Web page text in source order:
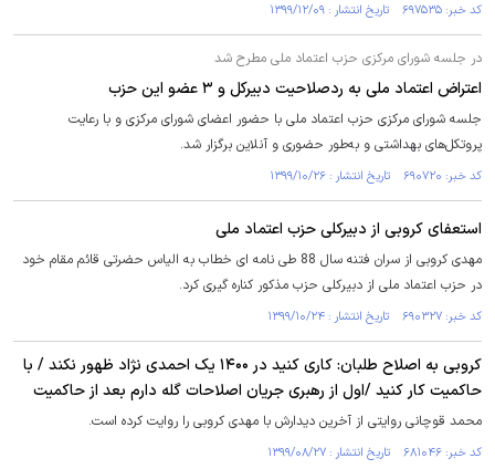
کد خبر: ۶۹۷۵۳۵ تاریخ انتشار : ۱۳۹۹/۱۲/۰۹
در جلسه شورای مرکزی حزب اعتماد ملی مطرح شد
اعتراض اعتماد ملی به ردصلاحیت دبیرکل و ۳ عضو این حزب
جلسه شورای مرکزی حزب اعتماد ملی با حضور اعضای شورای مرکزی و با رعایت
پروتکل‌های بهداشتی و به‌طور حضوری و آنلاین برگزار شد.
کد خبر: ۶۹۰۷۲۰ تاریخ انتشار : ۱۳۹۹/۱۰/۲۶
استعفای کروبی از دبیرکلی حزب اعتماد ملی
مهدی کروبی از سران فتنه سال 88 طی نامه ای خطاب به الیاس حضرتی قائم مقام خود
در حزب اعتماد ملی از دبیرکلی حزب مذکور کناره گیری کرد.
کد خبر: ۶۹۰۳۲۷ تاریخ انتشار : ۱۳۹۹/۱۰/۲۴
کروبی به اصلاح طلبان: کاری کنید در ۱۴۰۰ یک احمدی نژاد ظهور نکند / با
حاکمیت کار کنید /اول از رهبری جریان اصلاحات گله دارم بعد از حاکمیت
محمد قوچانی روایتی از آخرین دیدارش با مهدی کروبی را روایت کرده است.
کد خبر: ۶۸۱۰۴۶ تاریخ انتشار : ۱۳۹۹/۰۸/۲۷